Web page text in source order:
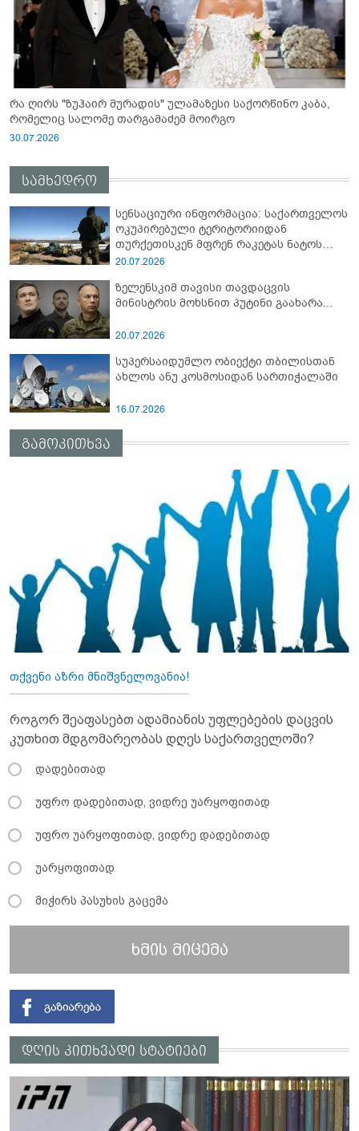
რა ღირს "ზუჰაირ მურადის" ულამაზესი საქორწინო კაბა,
რომელიც სალომე თარგამაძემ მოირგო
30.07.2026
სამხედრო
სენსაციური ინფორმაცია: საქართველოს
ოკუპირებული ტერიტორიიდან
თურქეთისკენ მფრენ რაკეტას ნატოს
სამიტი კინაღამ ჩაუშლია
20.07.2026
ზელენსკიმ თავისი თავდაცვის
მინისტრის მოხსნით პუტინი გაახარა...
20.07.2026
სუპერსაიდუმლო ობიექტი თბილისთან
ახლოს ანუ კოსმოსიდან სართიჭალაში
16.07.2026
გამოკითხვა
თქვენი აზრი მნიშვნელოვანია!
როგორ შეაფასებთ ადამიანის უფლებების დაცვის
კუთხით მდგომარეობას დღეს საქართველოში?
დადებითად
უფრო დადებითად, ვიდრე უარყოფითად
უფრო უარყოფითად, ვიდრე დადებითად
უარყოფითად
მიჭირს პასუხის გაცემა
ხმის მიცემა
დღის კითხვადი სტატიები